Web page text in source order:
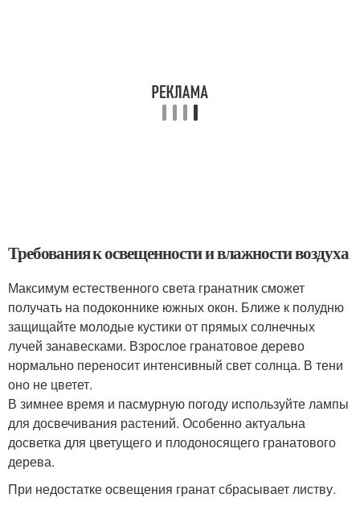
Требования к освещенности и влажности воздуха
Максимум естественного света гранатник сможет
получать на подоконнике южных окон. Ближе к полудню
защищайте молодые кустики от прямых солнечных
лучей занавесками. Взрослое гранатовое дерево
нормально переносит интенсивный свет солнца. В тени
оно не цветет.
В зимнее время и пасмурную погоду используйте лампы
для досвечивания растений. Особенно актуальна
досветка для цветущего и плодоносящего гранатового
дерева.
При недостатке освещения гранат сбрасывает листву.